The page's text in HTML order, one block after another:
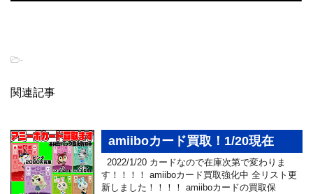
-
関連記事
amiiboカード買取！1/20現在
2022/1/20 カードなので在庫次第で変わりま
す！！！！ amiiboカード買取強化中 全リスト更
新しました！！！！ amiiboカードの買取保